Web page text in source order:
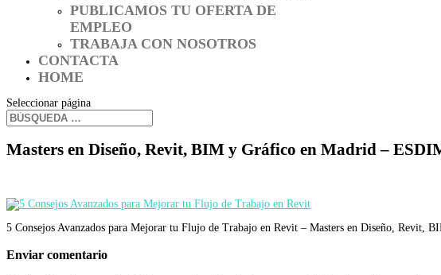
PUBLICAMOS TU OFERTA DE
EMPLEO
TRABAJA CON NOSOTROS
CONTACTA
HOME
Seleccionar página
Masters en Diseño, Revit, BIM y Gráfico en Madrid –
5 Consejos Avanzados para Mejorar tu Flujo de Trabajo en Revit – Masters en Diseño, Revit,
Enviar comentario